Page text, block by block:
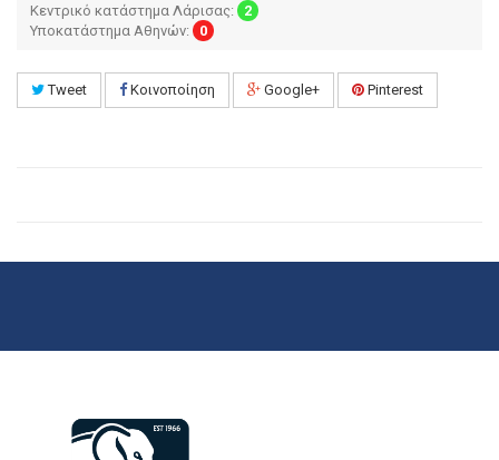
Κεντρικό κατάστημα Λάρισας:
2
Υποκατάστημα Αθηνών:
0
Tweet Κοινοποίηση Google+ Pinterest